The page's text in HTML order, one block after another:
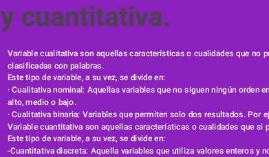
y cuantitativa.
Variable cualitativa son aquellas características o cualidades que no
clasificadas con palabras.
Este tipo de variable, a su vez, se divide en:
· Cualitativa nominal: Aquellas variables que no siguen ningún orden
alto, medio o bajo.
· Cualitativa binaria: Variables que permiten solo dos resultados. Por
Variable cuantitativa son aquellas características o cualidades que si
Este tipo de variable, a su vez, se divide en:
-Cuantitativa discreta: Aquella variables que utiliza valores enteros y